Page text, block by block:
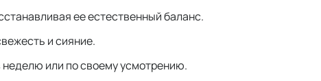
ее естественный баланс.
и сияние.
неделю или по своему усмотрению.